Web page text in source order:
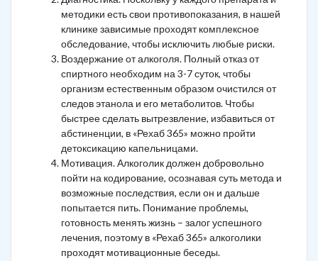
методики есть свои противопоказания, в нашей
клинике зависимые проходят комплексное
обследование, чтобы исключить любые риски.
Воздержание от алкоголя. Полный отказ от
спиртного необходим на 3-7 суток, чтобы
организм естественным образом очистился от
следов этанола и его метаболитов. Чтобы
быстрее сделать вытрезвление, избавиться от
абстиненции, в «Рехаб 365» можно пройти
детоксикацию капельницами.
Мотивация. Алкоголик должен добровольно
пойти на кодирование, осознавая суть метода и
возможные последствия, если он и дальше
попытается пить. Понимание проблемы,
готовность менять жизнь – залог успешного
лечения, поэтому в «Рехаб 365» алкоголики
проходят мотивационные беседы.